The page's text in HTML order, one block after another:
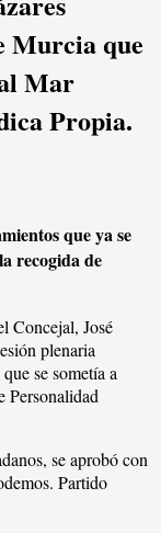
Murcia que
Mar
Propia.
que ya se
recogida de
Concejal, José
plenaria
se sometía a
Personalidad
se aprobó con
Partido